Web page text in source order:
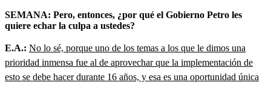
SEMANA: Pero, entonces, ¿por qué el Gobierno Petro les
quiere echar la culpa a ustedes?
E.A.: No lo sé, porque uno de los temas a los que le dimos una
prioridad inmensa fue al de aprovechar que la implementación de
esto se debe hacer durante 16 años, y esa es una oportunidad única